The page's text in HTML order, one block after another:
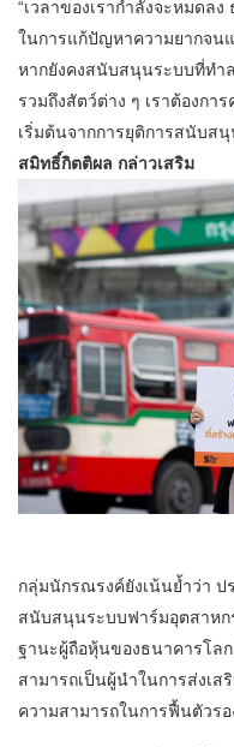
“เวลาของเรากำลังจะหมดล
ในการแก้ปัญหาความยากจน
หากยังคงสนับสนุนระบบที่ทำ
รวมถึงสัตว์ต่าง ๆ เราต้องกา
เริ่มต้นจากการยุติการสนับส
สมิทธิ์กิตติผล กล่าวเสริม
กลุ่มนักรณรงค์ยังเน้นย้ำว่า ป
สนับสนุนระบบฟาร์มอุตสาหก
ฐานะผู้ถือหุ้นของธนาคารโล
สามารถเป็นผู้นำในการส่งเ
ความสามารถในการฟื้นตัวร